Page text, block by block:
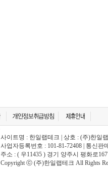
사이트명 : 한일랩테크 | 상호 : (주)한일
사업자등록번호 : 101-81-72408 | 통신
주소 : ( 우11435 ) 경기 양주시 평화로
Copyright ⓒ (주)한일랩테크 All Rights